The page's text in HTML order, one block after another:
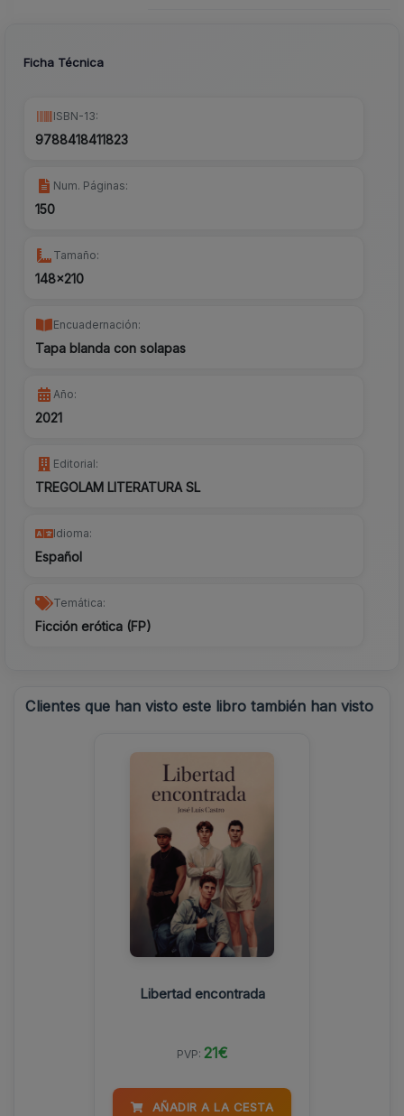
Ficha Técnica
ISBN-13:
9788418411823
Num. Páginas:
150
Tamaño:
148x210
Encuadernación:
Tapa blanda con solapas
Año:
2021
Editorial:
TREGOLAM LITERATURA SL
Idioma:
Español
Temática:
Ficción erótica (FP)
Clientes que han visto este libro también han visto
Libertad encontrada
PVP: 21€
AÑADIR A LA CESTA